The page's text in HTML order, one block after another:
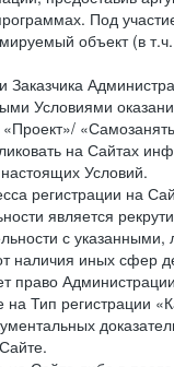
Под
объект (в
Условиями
на Сайтах
Условий.
регистрации на
является
с
наличия иных сфер
право
Тип регистрации